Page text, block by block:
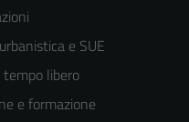
e SUE
libero
e formazione